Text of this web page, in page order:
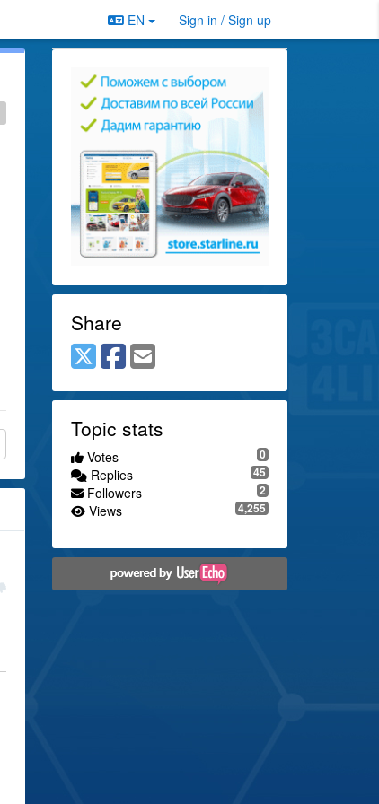
EN Sign in / Sign up
Share
Topic stats
0
Votes
45
Replies
2
Followers
4,255
Views